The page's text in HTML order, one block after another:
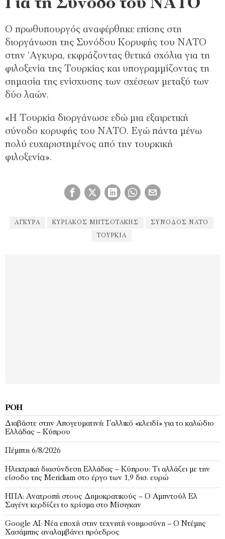
Για τη Σύνοδο του ΝΑΤΟ
Ο πρωθυπουργός αναφέρθηκε επίσης στη
διοργάνωση της Συνόδου Κορυφής του ΝΑΤΟ
στην ‘Αγκυρα, εκφράζοντας θετικά σχόλια για τη
φιλοξενία της Τουρκίας και υπογραμμίζοντας τη
σημασία της ενίσχυσης των σχέσεων μεταξύ των
δύο λαών.
«Η Τουρκία διοργάνωσε εδώ μια εξαιρετική
σύνοδο κορυφής του ΝΑΤΟ. Εγώ πάντα μένω
πολύ ευχαριστημένος από την τουρκική
φιλοξενία».
ΑΓΚΥΡΑ ΚΥΡΙΆΚΟΣ ΜΗΤΣΟΤΆΚΗΣ ΣΥΝΟΔΟΣ ΝΑΤΟ
ΤΟΥΡΚΊΑ
ΡΟΉ
Διαβάστε στην Απογευματινή: Γαλλικό «κλειδί» για το καλώδιο
Ελλάδας – Κύπρου
Πέμπτη 6/8/2026
Ηλεκτρική διασύνδεση Ελλάδας – Κύπρου: Τι αλλάζει με την
είσοδο της Meridiam στο έργο των 1,9 δισ. ευρώ
ΗΠΑ: Ανατροπή στους Δημοκρατικούς – Ο Αμπντούλ Ελ
Σαγέντ κερδίζει το χρίσμα στο Μίσιγκαν
Google AI: Νέα εποχή στην τεχνητή νοημοσύνη – Ο Ντέμης
Χασάμπης αναλαμβάνει πρόεδρος